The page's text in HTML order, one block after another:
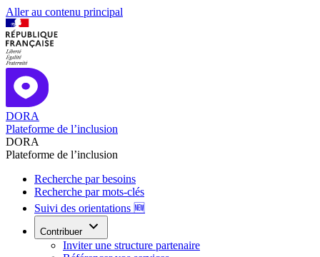
Aller au contenu principal
DORA
Plateforme de l’inclusion
DORA
Plateforme de l’inclusion
Recherche par besoins
Recherche par mots-clés
Suivi des orientations 🆕
Contribuer
Inviter une structure partenaire